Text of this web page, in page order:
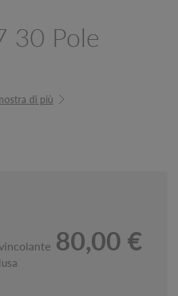
30 Pole
di più
80,00 €